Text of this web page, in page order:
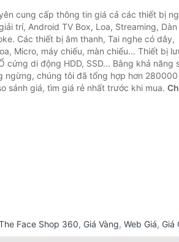
cung cấp thông tin giá cả các thiết bị
trí, Android TV Box, Loa, Streaming, Dàn
Các thiết bị âm thanh, Tai nghe có dây,
Micro, máy chiếu, màn chiếu... Thiết bị
cứng di động HDD, SSD... Bằng khả năng
ngừng, chúng tôi đã tổng hợp hơn 280000
sánh giá, tìm giá rẻ nhất trước khi mua.
Face Shop 360, Giá Vàng, Web Giá, Giá